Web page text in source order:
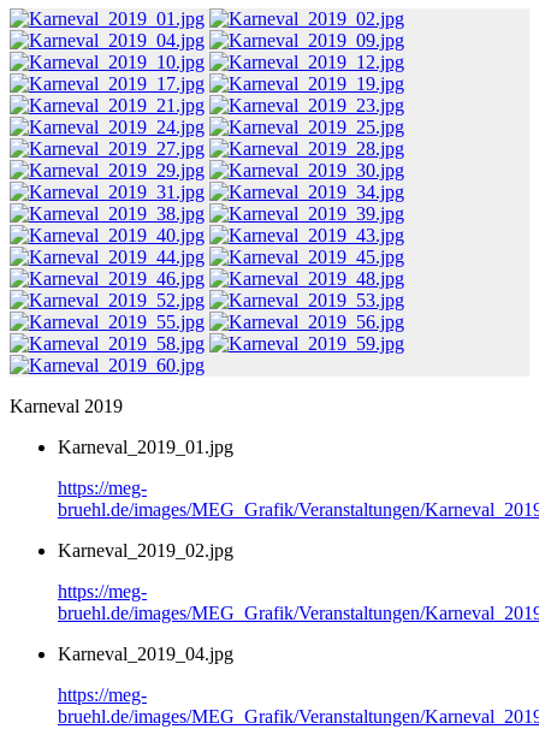
Karneval 2019
Karneval_2019_01.jpg
https://meg-
bruehl.de/images/MEG_Grafik/Veranstaltungen/
Karneval_2019_02.jpg
https://meg-
bruehl.de/images/MEG_Grafik/Veranstaltungen/
Karneval_2019_04.jpg
https://meg-
bruehl.de/images/MEG_Grafik/Veranstaltungen/